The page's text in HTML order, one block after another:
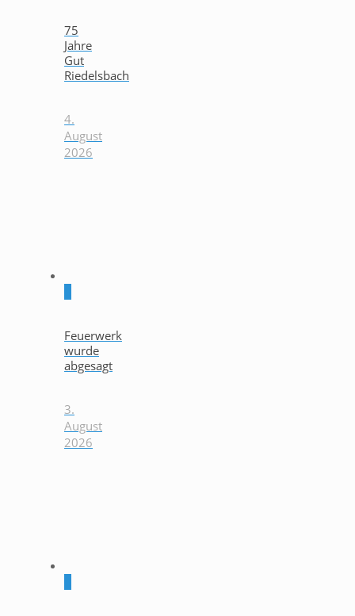
75
Jahre
Gut
Riedelsbach
4.
August
2026
Feuerwerk
wurde
abgesagt
3.
August
2026